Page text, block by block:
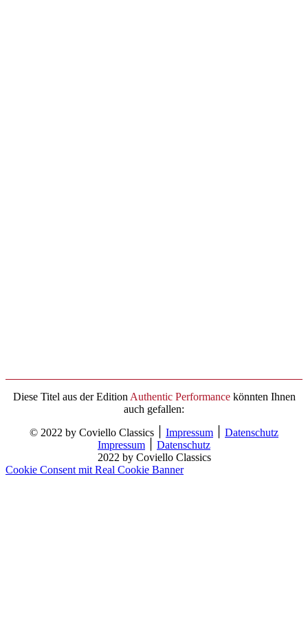
Diese Titel aus der Edition Authentic Performancekönnten Ihnen
auch gefallen:
Impressum
Datenschutz
Impressum
Datenschutz
2022 by Coviello Classics
Cookie Consent mit Real Cookie Banner